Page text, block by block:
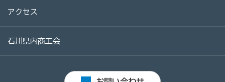
アクセス
石川県内商工会
全国商工会珠算検定試験
リテールマーケティング（販売士）検定試験